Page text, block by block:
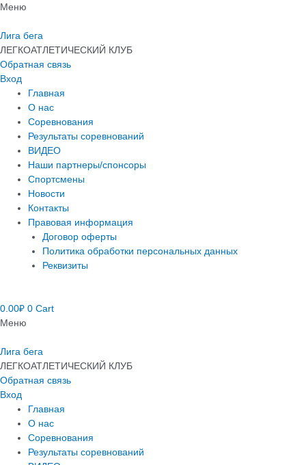
Перейти
содержимому
Меню
Лига бега
ЛЕГКОАТЛЕТИЧЕСКИЙ КЛУБ
Обратная связь
Вход
Главная
О нас
Соревнования
Результаты соревнований
ВИДЕО
Наши партнеры/спонсоры
Спортсмены
Новости
Контакты
Правовая информация
Договор оферты
Политика обработки персональных данных
Реквизиты
0.00₽ 0 Cart
Меню
Лига бега
ЛЕГКОАТЛЕТИЧЕСКИЙ КЛУБ
Обратная связь
Вход
Главная
О нас
Соревнования
Результаты соревнований